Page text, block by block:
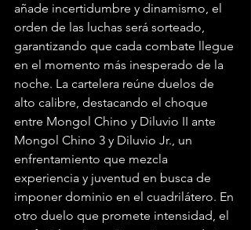
añade incertidumbre y dinamismo, el
orden de las luchas será sorteado,
garantizando que cada combate llegue
en el momento más inesperado de la
noche. La cartelera reúne duelos de
alto calibre, destacando el choque
entre Mongol Chino y Diluvio II ante
Mongol Chino 3 y Diluvio Jr., un
enfrentamiento que mezcla
experiencia y juventud en busca de
imponer dominio en el cuadrilátero. En
otro duelo que promete intensidad, el